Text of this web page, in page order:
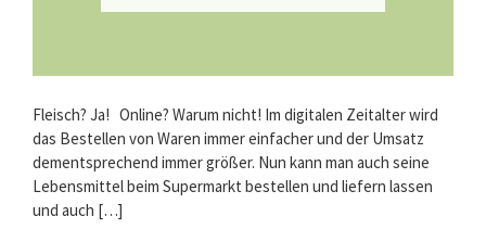
Fleisch? Ja! Online? Warum nicht! Im digitalen Zeitalter wird
das Bestellen von Waren immer einfacher und der Umsatz
dementsprechend immer größer. Nun kann man auch seine
Lebensmittel beim Supermarkt bestellen und liefern lassen
und auch […]